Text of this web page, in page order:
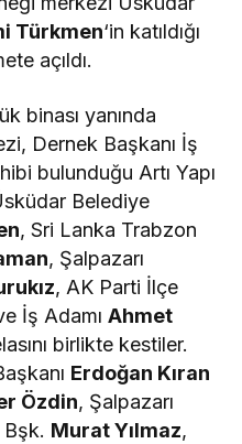
Türkmen‘in katıldığı
açıldı.
binası yanında
Dernek Başkanı İş
bulunduğu Artı Yapı
Belediye
, Sri Lanka Trabzon
, Şalpazarı
, AK Parti İlçe
İş AdamıAhmet
birlikte kestiler.
Erdoğan Kıran
Özdin, Şalpazarı
Murat Yılmaz,